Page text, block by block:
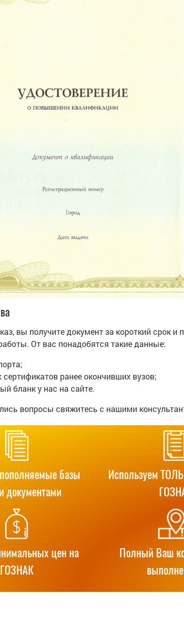
вы получите документ за короткий срок
От вас понадобятся такие данные:
сертификатов ранее окончивших вузов;
бланк у нас на сайте.
вопросы свяжитесь с нашими
базы
документами
Используем
цен на
ГОЗНАК
Полный Ваш